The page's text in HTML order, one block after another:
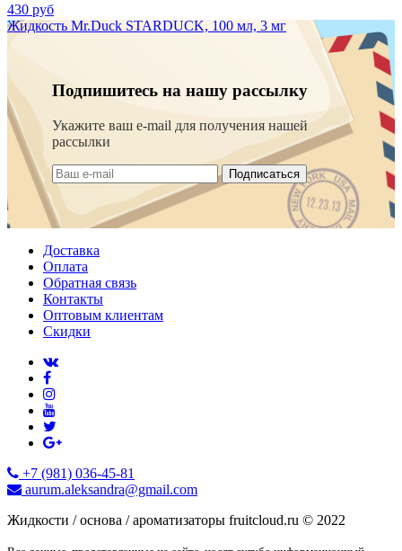
430 руб
Жидкость Mr.Duck STARDUCK, 100 мл, 3 мг
Подпишитесь на нашу рассылку
Укажите ваш e-mail для получения нашей
рассылки
Подписаться
Доставка
Оплата
Обратная связь
Контакты
Оптовым клиентам
Скидки
+7 (981) 036-45-81
aurum.aleksandra@gmail.com
Жидкости / основа / ароматизаторы fruitcloud.ru © 2022